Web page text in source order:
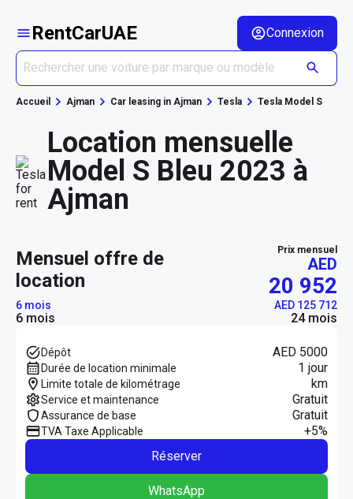
RentCarUAE Connexion
Accueil Ajman Car leasing in Ajman Tesla Tesla Model S
Location mensuelle
Model S Bleu 2023 à
Ajman
mensuel offre de
location
Prix mensuel
AED
20 952
6 mois AED 125 712
6 mois 24 mois
Dépôt AED 5000
Durée de location minimale 1 jour
Limite totale de kilométrage km
Service et maintenance Gratuit
Assurance de base Gratuit
TVA Taxe Applicable
+5%
Réserver
WhatsApp